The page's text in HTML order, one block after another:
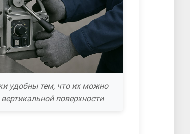
удобны тем, что их можно
поверхности